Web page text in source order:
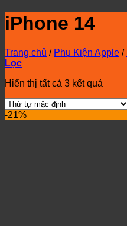
iPhone 14
Trang chủ / Phụ Kiện Apple /
Lọc
Hiển thị tất cả 3 kết quả
-21%